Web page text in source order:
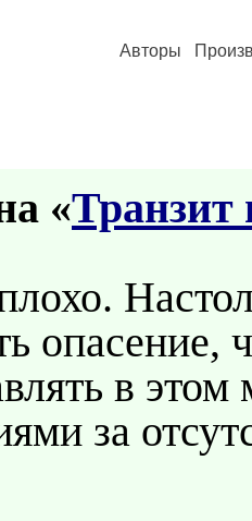
Авторы
«Транзит
опасение,
в этом
за